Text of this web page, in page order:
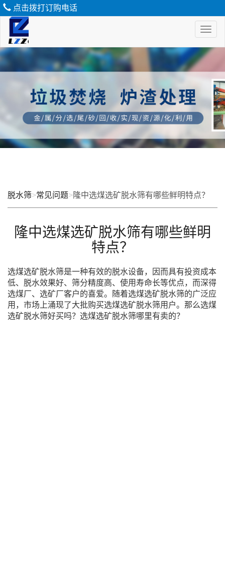
点击拨打订购电话
脱
水
脱水筛>常见问题>隆中选煤选矿脱水筛有哪些鲜明特点？
隆中选煤选矿脱水筛有哪些鲜明
特点？
选煤选矿脱水筛是一种有效的脱水设备，因而具有投资成本
低、脱水效果好、筛分精度高、使用寿命长等优点，而深得
选煤厂、选矿厂客户的喜爱。随着选煤选矿脱水筛的广泛应
用，市场上涌现了大批购买选煤选矿脱水筛用户。那么选煤
选矿脱水筛好买吗？选煤选矿脱水筛哪里有卖的？